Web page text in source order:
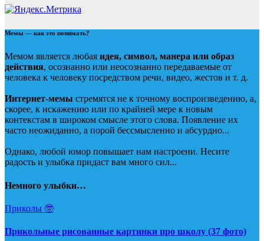
Мемы — как это понимать?
Мемом является любая идея, символ, манера или образ
действия, осознанно или неосознанно передаваемые от
человека к человеку посредством речи, видео, жестов и т. д.
Интернет-мемы стремятся не к точному воспроизведению, а,
скорее, к искажению или по крайней мере к новым
контекстам в широком смысле этого слова. Появление их
часто неожиданно, а порой бессмысленно и абсурдно...
Однако, любой юмор повышает нам настроени. Несите
радость и улыбка придаст вам много сил...
Немного улыбки…
Приколы 🤓
Прикольные рисованные картинки про школу (37 фото)